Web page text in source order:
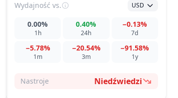
Wydajność vs. USD
1h
0.00%
24h
0.40%
7d
−0.13%
1m
−5.78%
3m
−20.54%
1y
−91.58%
Nastroje Niedźwiedzi